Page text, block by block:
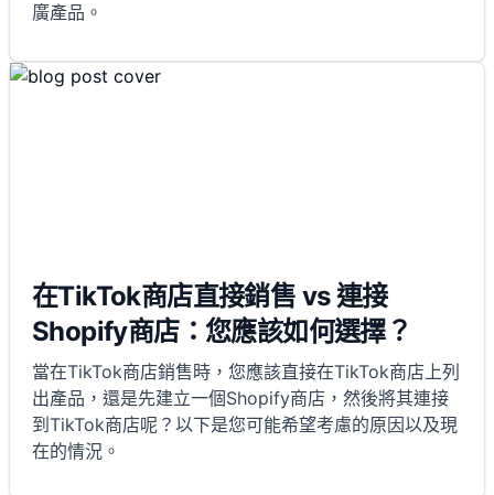
廣產品。
在TikTok商店直接銷售 vs 連接
Shopify商店：您應該如何選擇？
當在TikTok商店銷售時，您應該直接在TikTok商店上列
出產品，還是先建立一個Shopify商店，然後將其連接
到TikTok商店呢？以下是您可能希望考慮的原因以及現
在的情況。